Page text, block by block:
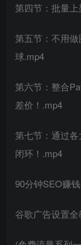
第四节：批量
第五节：不用
球.mp4
第六节：整合
差价！.mp4
第七节：通过
闭环！.mp4
90分钟SEO赚
谷歌广告设置